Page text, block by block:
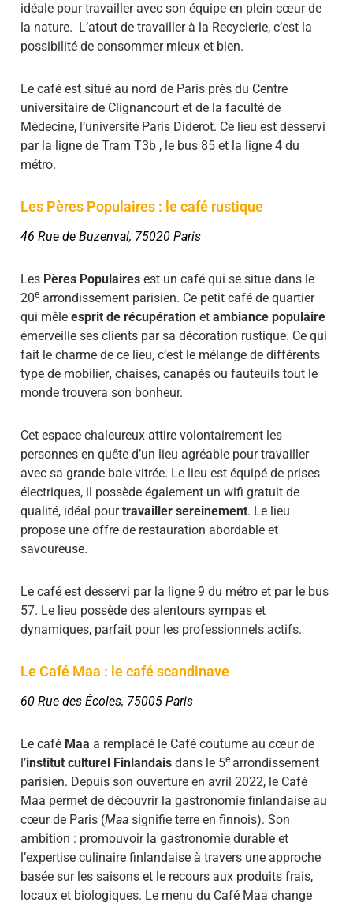
idéale pour travailler avec son équipe en plein cœur de
la nature. L’atout de travailler à la Recyclerie, c’est la
possibilité de consommer mieux et bien.
Le café est situé au nord de Paris près du Centre
universitaire de Clignancourt et de la faculté de
Médecine, l’université Paris Diderot. Ce lieu est desservi
par la ligne de Tram T3b , le bus 85 et la ligne 4 du
métro.
Les Pères Populaires : le café rustique
46 Rue de Buzenval, 75020 Paris
Les Pères Populaires est un café qui se situe dans le
20e arrondissement parisien. Ce petit café de quartier
qui mêle esprit de récupération et ambiance populaire
émerveille ses clients par sa décoration rustique. Ce qui
fait le charme de ce lieu, c’est le mélange de différents
type de mobilier, chaises, canapés ou fauteuils tout le
monde trouvera son bonheur.
Cet espace chaleureux attire volontairement les
personnes en quête d’un lieu agréable pour travailler
avec sa grande baie vitrée. Le lieu est équipé de prises
électriques, il possède également un wifi gratuit de
qualité, idéal pourtravailler sereinement. Le lieu
propose une offre de restauration abordable et
savoureuse.
Le café est desservi par la ligne 9 du métro et par le bus
57. Le lieu possède des alentours sympas et
dynamiques, parfait pour les professionnels actifs.
Le Café Maa : le café scandinave
60 Rue des Écoles, 75005 Paris
Le café Maa a remplacé le Café coutume au cœur de
l’institut culturel Finlandais dans le 5e arrondissement
parisien. Depuis son ouverture en avril 2022, le Café
Maa permet de découvrir la gastronomie finlandaise au
cœur de Paris (Maa signifie terre en finnois). Son
ambition : promouvoir la gastronomie durable et
l’expertise culinaire finlandaise à travers une approche
basée sur les saisons et le recours aux produits frais,
locaux et biologiques. Le menu du Café Maa change